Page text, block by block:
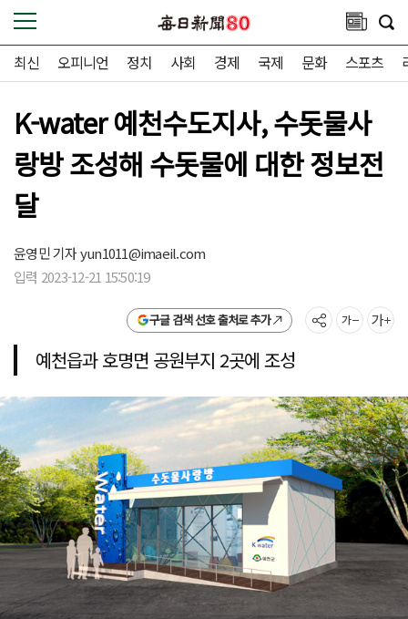
최신 오피니언 정치 사회 경제 국제 문화 스포츠
K-water 예천수도지사, 수돗물사
랑방 조성해 수돗물에 대한 정보전
달
윤영민 기자yun1011@imaeil.com
입력 2023-12-21 15:50:19
구글 검색 선호 출처로 추가
예천읍과 호명면 공원부지 2곳에 조성